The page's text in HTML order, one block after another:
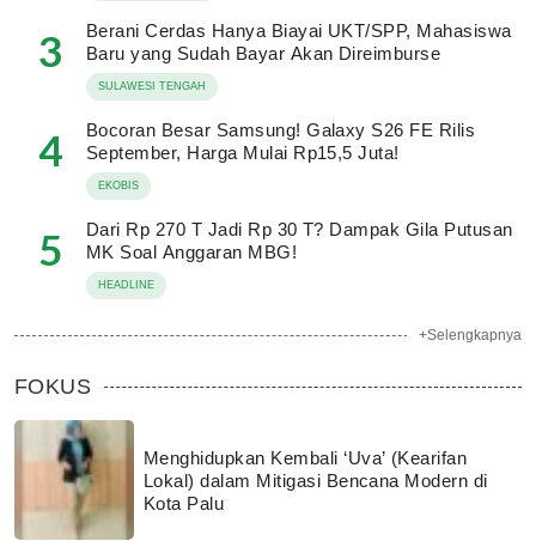
3
Berani Cerdas Hanya Biayai UKT/SPP, Mahasiswa
Baru yang Sudah Bayar Akan Direimburse
SULAWESI TENGAH
4
Bocoran Besar Samsung! Galaxy S26 FE Rilis
September, Harga Mulai Rp15,5 Juta!
EKOBIS
5
Dari Rp 270 T Jadi Rp 30 T? Dampak Gila Putusan
MK Soal Anggaran MBG!
HEADLINE
+Selengkapnya
FOKUS
Menghidupkan Kembali ‘Uva’ (Kearifan
Lokal) dalam Mitigasi Bencana Modern di
Kota Palu